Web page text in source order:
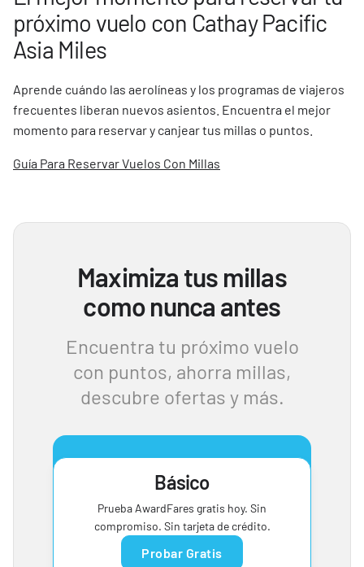
próximo vuelo con Cathay Pacific
Asia Miles
Aprende cuándo las aerolíneas y los programas de viajeros
frecuentes liberan nuevos asientos. Encuentra el mejor
momento para reservar y canjear tus millas o puntos.
Guía Para Reservar Vuelos Con Millas
Maximiza tus millas
como nunca antes
Encuentra tu próximo vuelo
con puntos, ahorra millas,
descubre ofertas y más.
Básico
Prueba AwardFares gratis hoy. Sin
compromiso. Sin tarjeta de crédito.
Probar Gratis